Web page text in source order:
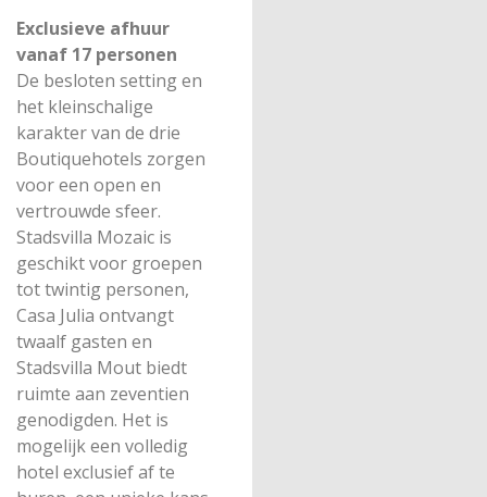
Exclusieve afhuur
vanaf 17 personen
De besloten setting en
het kleinschalige
karakter van de drie
Boutiquehotels zorgen
voor een open en
vertrouwde sfeer.
Stadsvilla Mozaic is
geschikt voor groepen
tot twintig personen,
Casa Julia ontvangt
twaalf gasten en
Stadsvilla Mout biedt
ruimte aan zeventien
genodigden. Het is
mogelijk een volledig
hotel exclusief af te